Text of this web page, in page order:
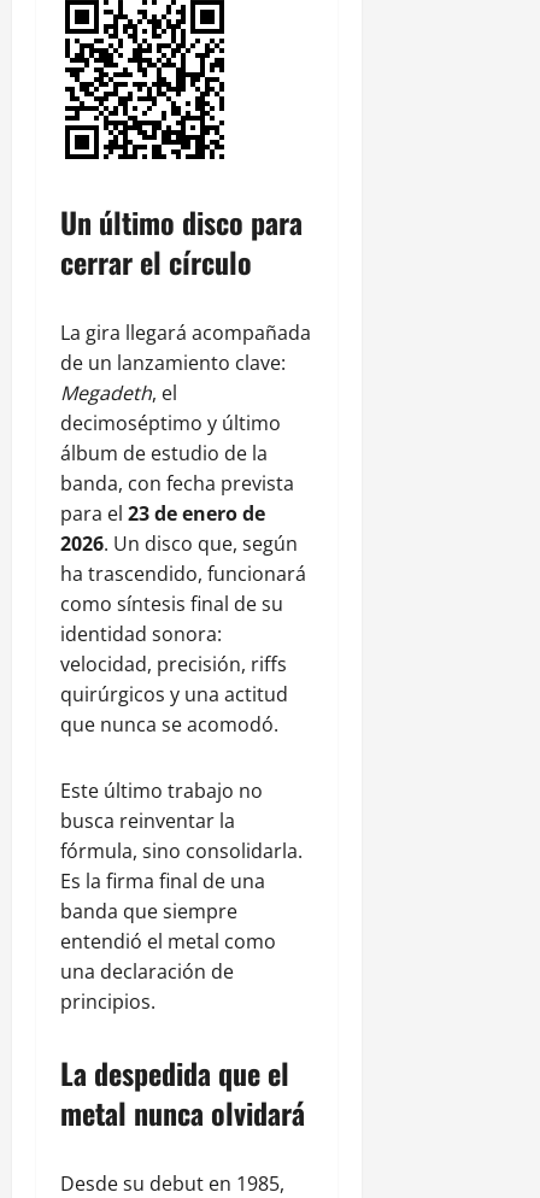
Un último disco para
cerrar el círculo
La gira llegará acompañada
de un lanzamiento clave:
Megadeth, el
decimoséptimo y último
álbum de estudio de la
banda, con fecha prevista
para el 23 de enero de
2026. Un disco que, según
ha trascendido, funcionará
como síntesis final de su
identidad sonora:
velocidad, precisión, riffs
quirúrgicos y una actitud
que nunca se acomodó.
Este último trabajo no
busca reinventar la
fórmula, sino consolidarla.
Es la firma final de una
banda que siempre
entendió el metal como
una declaración de
principios.
La despedida que el
metal nunca olvidará
Desde su debut en 1985,